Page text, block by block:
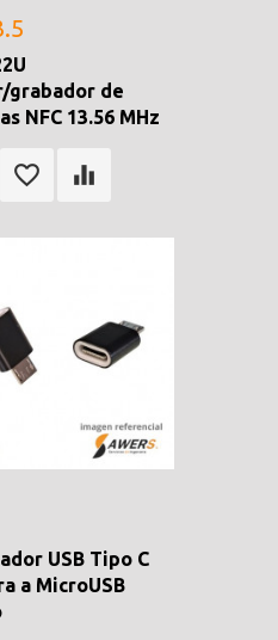
grabador de
NFC 13.56 MHz
USB Tipo C
a MicroUSB